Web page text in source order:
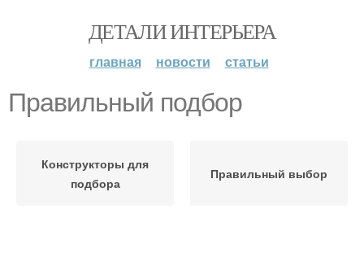
ДЕТАЛИ ИНТЕРЬЕРА
главная новости статьи
Правильный подбор
Конструкторы для
подбора
Правильный выбор